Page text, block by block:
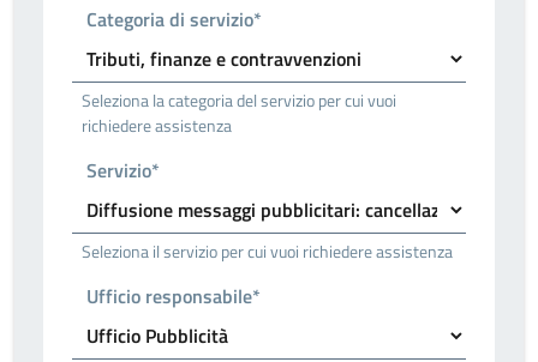
Categoria di servizio*
Seleziona la categoria del servizio per cui vuoi
richiedere assistenza
Servizio*
Seleziona il servizio per cui vuoi richiedere assistenza
Ufficio responsabile*